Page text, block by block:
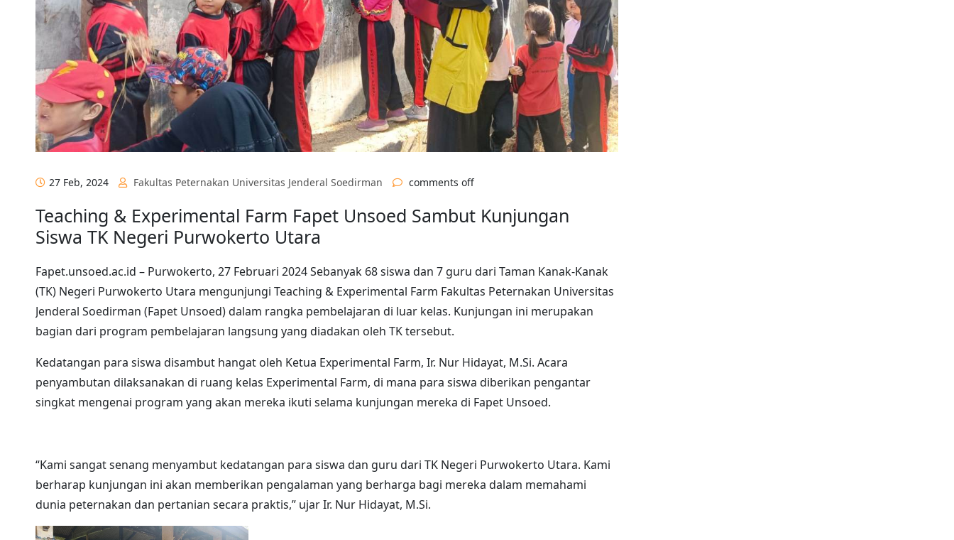
27 Feb, 2024 Fakultas Peternakan Universitas Jenderal Soedirman comments off
Teaching & Experimental Farm Fapet Unsoed Sambut Kunjungan
Siswa TK Negeri Purwokerto Utara
Fapet.unsoed.ac.id – Purwokerto, 27 Februari 2024 Sebanyak 68 siswa dan 7 guru dari Taman Kanak-Kanak
(TK) Negeri Purwokerto Utara mengunjungi Teaching & Experimental Farm Fakultas Peternakan Universitas
Jenderal Soedirman (Fapet Unsoed) dalam rangka pembelajaran di luar kelas. Kunjungan ini merupakan
bagian dari program pembelajaran langsung yang diadakan oleh TK tersebut.
Kedatangan para siswa disambut hangat oleh Ketua Experimental Farm, Ir. Nur Hidayat, M.Si. Acara
penyambutan dilaksanakan di ruang kelas Experimental Farm, di mana para siswa diberikan pengantar
singkat mengenai program yang akan mereka ikuti selama kunjungan mereka di Fapet Unsoed.
“Kami sangat senang menyambut kedatangan para siswa dan guru dari TK Negeri Purwokerto Utara. Kami
berharap kunjungan ini akan memberikan pengalaman yang berharga bagi mereka dalam memahami
dunia peternakan dan pertanian secara praktis,” ujar Ir. Nur Hidayat, M.Si.